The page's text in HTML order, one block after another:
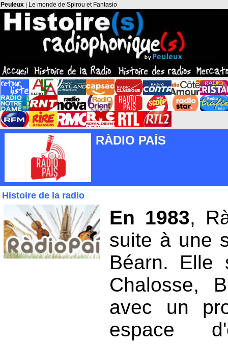
Peuleux | Le monde de Spirou et Fantasio
RÀDIO PAÍS
Histoire de la radio
En 1983,
suite à une
Béarn. Elle
Chalosse,
avec un
espace